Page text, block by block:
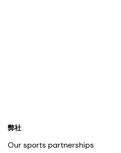
弊社
Our sports partnerships